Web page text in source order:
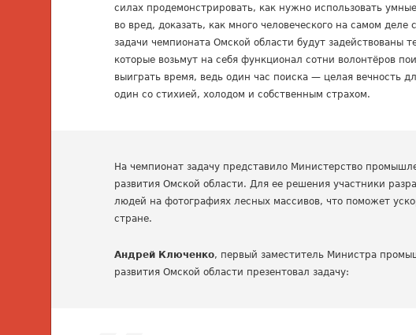
силах продемонстрировать, как нужно использовать
во вред, доказать, как много человеческого на самом
задачи чемпионата Омской области будут задействованы
которые возьмут на себя функционал сотни волонтёров
выиграть время, ведь один час поиска — целая вечность
один со стихией, холодом и собственным страхом.
На чемпионат задачу представило Министерство
развития Омской области. Для ее решения участники
людей на фотографиях лесных массивов, что поможет
стране.
Андрей Ключенко, первый заместитель Министра
развития Омской области презентовал задачу: